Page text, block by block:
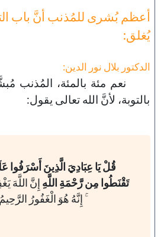
أعظم بُشرى للمُذنب أنَّ باب
يُغلق:
الدكتور بلال نور الدين:
نعم مئة بالمئة، المُذنب
بالتوبة، لأنَّ الله تعالى يقول:
قُلْ يَا عِبَادِيَ الَّذِينَ أَسْرَفُوا
تَقْنَطُوا مِن رَّحْمَةِ اللَّهِ إِنَّ اللَّهَ
إِنَّهُ هُوَ الْغَفُورُ الرَّحِيمُ